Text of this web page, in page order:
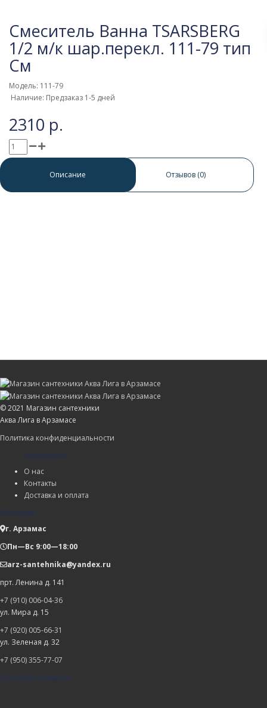
Смеситель Ванна TSARSBERG
1/2 м/к шар.перекл. 111-79 тип
См
Модель: 111-79
Наличие: Предзаказ 1-5 дней
2310 р.
Написать отзыв
Описание Отзывов (0)
© 2021 Магазин сантехники
Аква Лига в Арзамасе
Политика конфиденциальности
Компания
О нас
Контакты
Доставка и оплата
Магазин
г. Арзамас
Пн—Вс 9:00—18:00
arz-santehnika@yandex.ru
прт. Ленина д. 141
+7 (910) 006-04-36
ул. Мира д. 15
+7 (920) 005-66-31
ул. Зеленая д. 32
+7 (950) 355-77-07
Способы оплаты